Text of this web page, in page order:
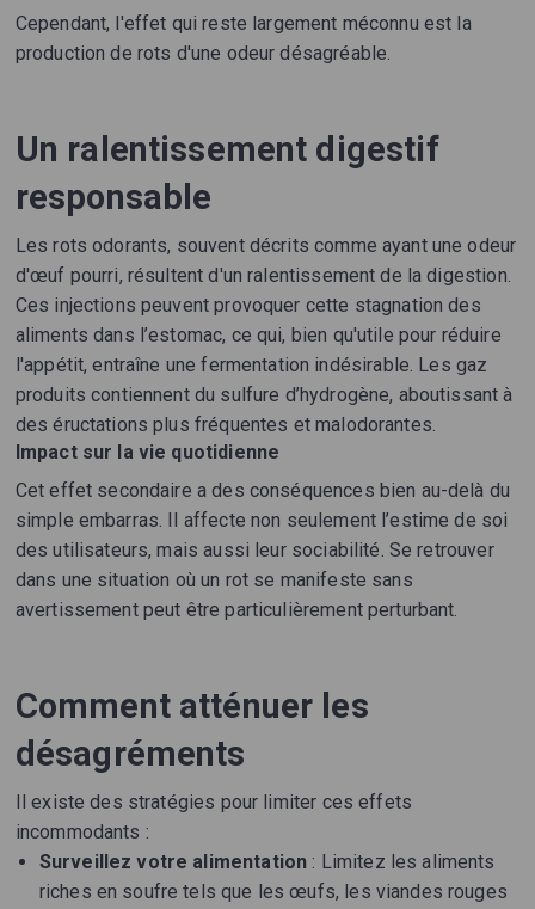
Cependant, l'effet qui reste largement méconnu est la
production de rots d'une odeur désagréable.
Un ralentissement digestif
responsable
Les rots odorants, souvent décrits comme ayant une odeur
d'œuf pourri, résultent d'un ralentissement de la digestion.
Ces injections peuvent provoquer cette stagnation des
aliments dans l’estomac, ce qui, bien qu'utile pour réduire
l'appétit, entraîne une fermentation indésirable. Les gaz
produits contiennent du sulfure d’hydrogène, aboutissant à
des éructations plus fréquentes et malodorantes.
Impact sur la vie quotidienne
Cet effet secondaire a des conséquences bien au-delà du
simple embarras. Il affecte non seulement l’estime de soi
des utilisateurs, mais aussi leur sociabilité. Se retrouver
dans une situation où un rot se manifeste sans
avertissement peut être particulièrement perturbant.
Comment atténuer les
désagréments
Il existe des stratégies pour limiter ces effets
incommodants :
Surveillez votre alimentation : Limitez les aliments
riches en soufre tels que les œufs, les viandes rouges